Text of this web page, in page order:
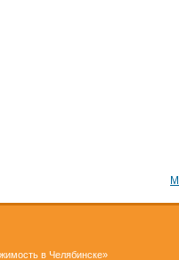
в Челябинске»